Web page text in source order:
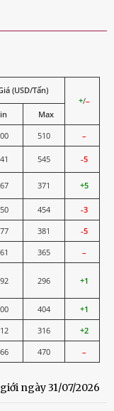
(USD/Tấn)
+/–
Max
510 –
545 -5
371 +5
454
-3
381 -5
365 –
296 +1
404
+1
316
+2
470 –
ngày 31/07/2026